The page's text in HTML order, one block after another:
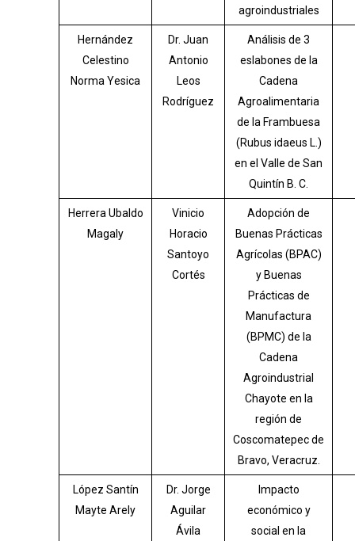
agroindustriales
Hernández
Celestino
Norma Yesica
Dr. Juan
Antonio
Leos
Rodríguez
Análisis de 3
eslabones de la
Cadena
Agroalimentaria
de la Frambuesa
(Rubus idaeus L.)
en el Valle de San
Quintín B. C.
Herrera Ubaldo
Magaly
Vinicio
Horacio
Santoyo
Cortés
Adopción de
Buenas Prácticas
Agrícolas (BPAC)
y Buenas
Prácticas de
Manufactura
(BPMC) de la
Cadena
Agroindustrial
Chayote en la
región de
Coscomatepec de
Bravo, Veracruz.
López Santín
Mayte Arely
Dr. Jorge
Aguilar
Ávila
Impacto
económico y
social en la